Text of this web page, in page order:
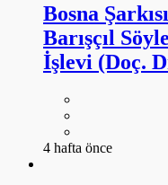
Bosna
Barışçıl
İşlevi (Doç.
4 hafta önce